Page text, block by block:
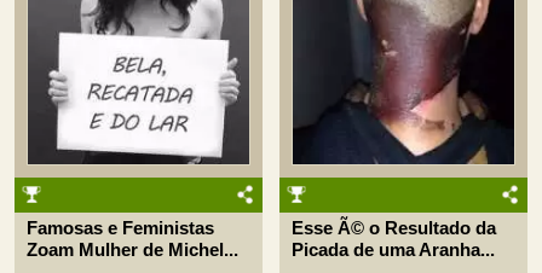
Famosas e Feministas
Zoam Mulher de Michel...
Esse Ã© o Resultado da
Picada de uma Aranha...